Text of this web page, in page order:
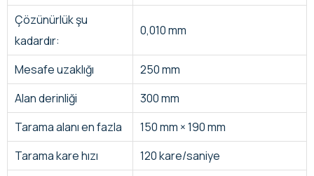
Çözünürlük şu
kadardır:
0,010 mm
Mesafe uzaklığı
250 mm
Alan derinliği
300 mm
Tarama alanı en fazla
150 mm × 190 mm
Tarama kare hızı
120 kare/saniye